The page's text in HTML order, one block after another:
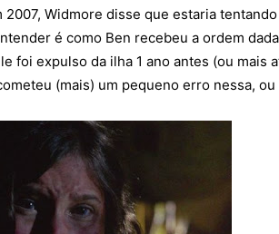
Widmore disse que estaria
é como Ben recebeu a ordem
foi expulso da ilha 1 ano antes (ou mais
(mais) um pequeno erro nessa, ou